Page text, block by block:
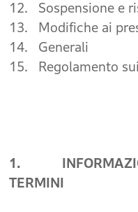
12.
Sospensione e
13.
Modifiche ai
14.
Generali
15.
Regolamento
1.
TERMINI